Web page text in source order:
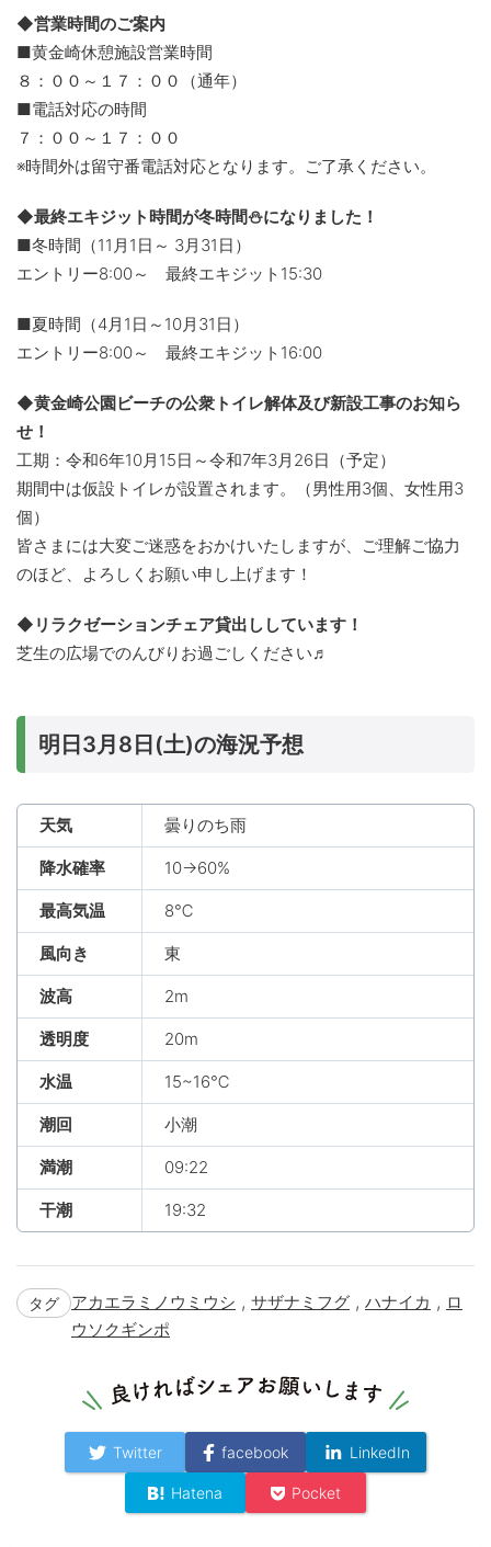
◆営業時間のご案内
■黄金崎休憩施設営業時間
８：００～１７：００（通年）
■電話対応の時間
７：００～１７：００
※時間外は留守番電話対応となります。ご了承ください。
◆最終エキジット時間が冬時間⛄になりました！
■冬時間（11月1日～ 3月31日）
エントリー8:00～ 最終エキジット15:30
■夏時間（4月1日～10月31日）
エントリー8:00～ 最終エキジット16:00
◆黄金崎公園ビーチの公衆トイレ解体及び新設工事のお知ら
せ！
工期：令和6年10月15日～令和7年3月26日（予定）
期間中は仮設トイレが設置されます。（男性用3個、女性用3
個）
皆さまには大変ご迷惑をおかけいたしますが、ご理解ご協力
のほど、よろしくお願い申し上げます！
◆リラクゼーションチェア貸出ししています！
芝生の広場でのんびりお過ごしください♬
明日3月8日(土)の海況予想
天気 曇りのち雨
降水確率 10→60%
最高気温 8℃
風向き 東
波高 2m
透明度 20m
水温 15~16℃
潮回 小潮
満潮 09:22
干潮 19:32
タグ アカエラミノウミウシ , サザナミフグ , ハナイカ , ロ
ウソクギンポ
Twitter facebook LinkedIn
Hatena Pocket